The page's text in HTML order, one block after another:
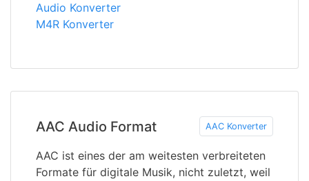
Audio Konverter
M4R Konverter
AAC Audio Format AAC Konverter
AAC ist eines der am weitesten verbreiteten
Formate für digitale Musik, nicht zuletzt, weil